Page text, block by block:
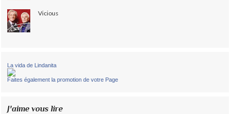
Vicious
La vida de Lindanita
Faites également la promotion de votre Page
J'aime vous lire